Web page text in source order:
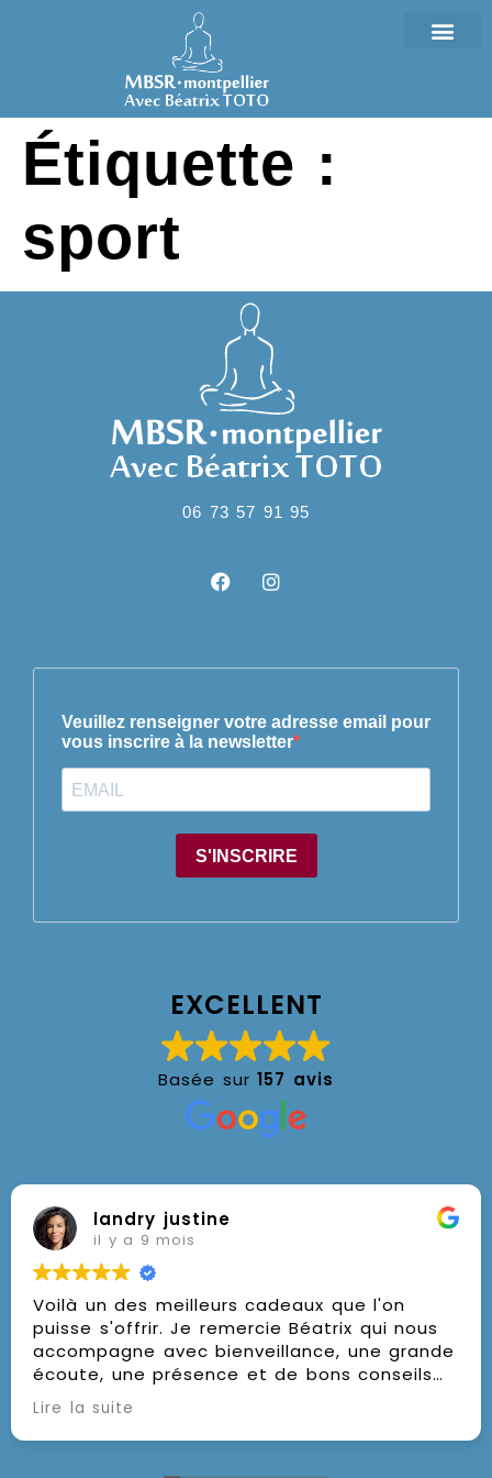
Étiquette :
sport
06 73 57 91 95
EXCELLENT
Basée sur157 avis
landry justine
il y a 9 mois
Voilà un des meilleurs cadeaux que l'on
puisse s'offrir. Je remercie Béatrix qui nous
accompagne avec bienveillance, une grande
écoute, une présence et de bons conseils
pour nous mettre sur la voie de la
méditation ou nous faire découvrir une
nouvelle façon de méditer. Mille mercis pour
Lire la suite